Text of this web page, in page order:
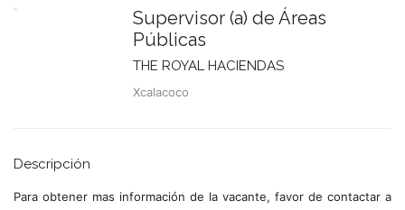
Supervisor (a) de Áreas
Públicas
THE ROYAL HACIENDAS
Xcalacoco
Descripción
Para obtener mas información de la vacante, favor de contactar a